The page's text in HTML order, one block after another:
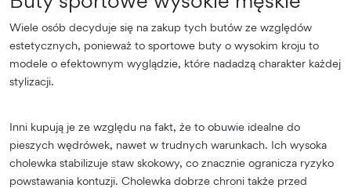
Wiele osób decyduje się na zakup tych butów ze względów
estetycznych, ponieważ to sportowe buty o wysokim kroju to
modele o efektownym wyglądzie, które nadadzą charakter każdej
stylizacji.
Inni kupują je ze względu na fakt, że to obuwie idealne do
pieszych wędrówek, nawet w trudnych warunkach. Ich wysoka
cholewka stabilizuje staw skokowy, co znacznie ogranicza ryzyko
powstawania kontuzji. Cholewka dobrze chroni także przed